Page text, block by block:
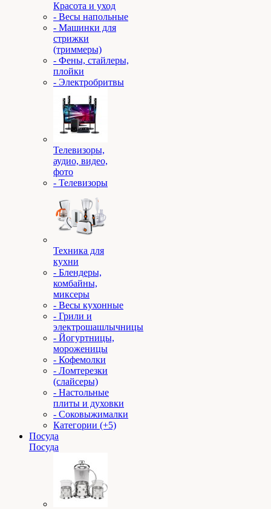
Красота и уход
- Весы напольные
- Машинки для
стрижки
(триммеры)
- Фены, стайлеры,
плойки
- Электробритвы
Телевизоры,
аудио, видео,
фото
- Телевизоры
Техника для
кухни
- Блендеры,
комбайны,
миксеры
- Весы кухонные
- Грили и
электрошашлычницы
- Йогуртницы,
мороженицы
- Кофемолки
- Ломтерезки
(слайсеры)
- Настольные
плиты и духовки
- Соковыжималки
Категории (+5)
Посуда
Посуда